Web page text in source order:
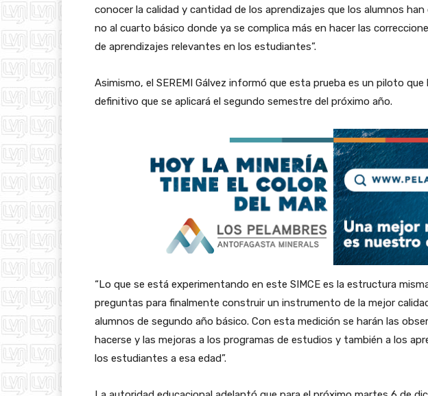
conocer la calidad y cantidad de los aprendizajes que los alumnos
no al cuarto básico donde ya se complica más en hacer las
de aprendizajes relevantes en los estudiantes”.
Asimismo, el SEREMI Gálvez informó que esta prueba es un piloto
definitivo que se aplicará el segundo semestre del próximo año.
“Lo que se está experimentando en este SIMCE es la estructura
preguntas para finalmente construir un instrumento de la mejor
alumnos de segundo año básico. Con esta medición se harán las
hacerse y las mejoras a los programas de estudios y también a los
los estudiantes a esa edad”.